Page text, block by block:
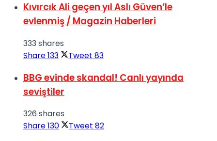
Kıvırcık Ali geçen yıl Aslı Güven’le
evlenmiş / Magazin Haberleri
333 shares
Share133 Tweet 83
BBG evinde skandal! Canlı yayında
seviştiler
326 shares
Share130 Tweet 82